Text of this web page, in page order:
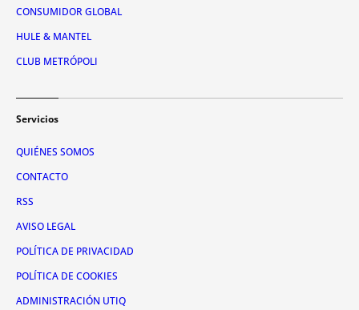
CONSUMIDOR GLOBAL
HULE & MANTEL
CLUB METRÓPOLI
Servicios
QUIÉNES SOMOS
CONTACTO
RSS
AVISO LEGAL
POLÍTICA DE PRIVACIDAD
POLÍTICA DE COOKIES
ADMINISTRACIÓN UTIQ